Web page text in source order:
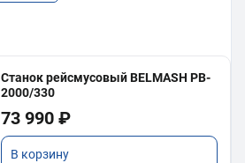
Станок рейсмусовый BELMASH PB-
2000/330
73 990 ₽
В корзину